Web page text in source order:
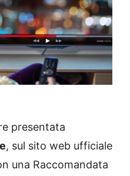
presentata
, sul sito web ufficiale
una Raccomandata